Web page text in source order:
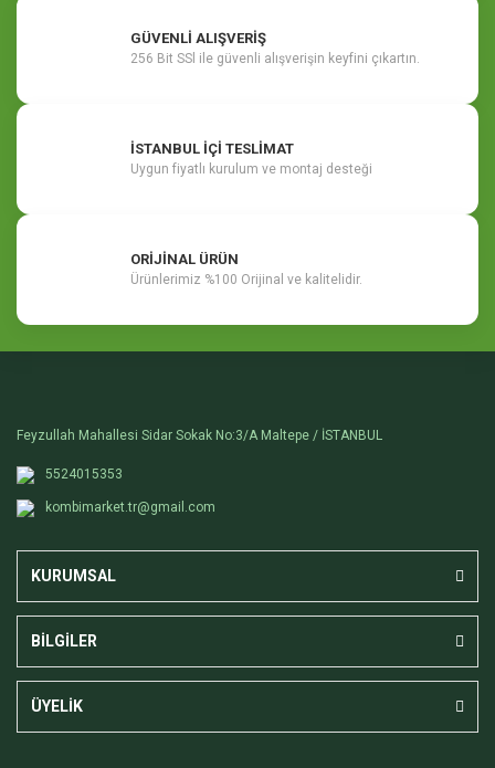
GÜVENLİ ALIŞVERİŞ
256 Bit SSl ile güvenli alışverişin keyfini çıkartın.
İSTANBUL İÇİ TESLİMAT
Uygun fiyatlı kurulum ve montaj desteği
ORİJİNAL ÜRÜN
Ürünlerimiz %100 Orijinal ve kalitelidir.
Feyzullah Mahallesi Sidar Sokak No:3/A Maltepe / İSTANBUL
5524015353
kombimarket.tr@gmail.com
KURUMSAL
BİLGİLER
ÜYELİK